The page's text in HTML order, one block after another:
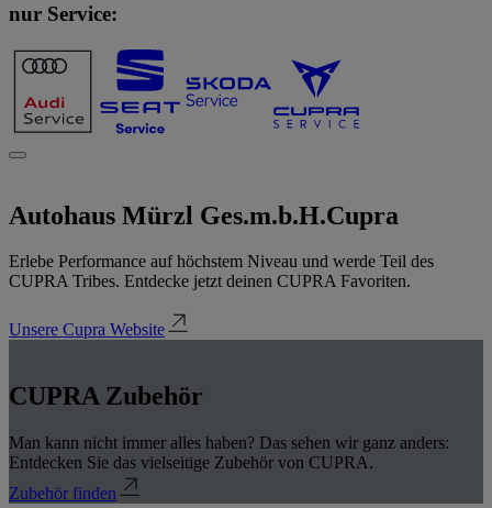
nur Service:
Autohaus Mürzl Ges.m.b.H.Cupra
Erlebe Performance auf höchstem Niveau und werde Teil des
CUPRA Tribes. Entdecke jetzt deinen CUPRA Favoriten.
Unsere Cupra Website
CUPRA Zubehör
Man kann nicht immer alles haben? Das sehen wir ganz anders:
Entdecken Sie das vielseitige Zubehör von CUPRA.
Zubehör finden